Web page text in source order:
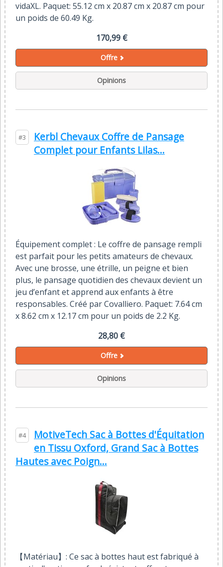
vidaXL. Paquet: 55.12 cm x 20.87 cm x 20.87 cm pour
un poids de 60.49 Kg.
170,99 €
Offre
Opinions
#3
Kerbl Chevaux Coffre de Pansage
Complet pour Enfants Lilas...
Équipement complet : Le coffre de pansage rempli
est parfait pour les petits amateurs de chevaux.
Avec une brosse, une étrille, un peigne et bien
plus, le pansage quotidien des chevaux devient un
jeu d’enfant et apprend aux enfants à être
responsables. Créé par Covalliero. Paquet: 7.64 cm
x 8.62 cm x 12.17 cm pour un poids de 2.2 Kg.
28,80 €
Offre
Opinions
#4
MotiveTech Sac à Bottes d'Équitation
en Tissu Oxford, Grand Sac à Bottes
Hautes avec Poign...
【Matériau】: Ce sac à bottes haut est fabriqué à